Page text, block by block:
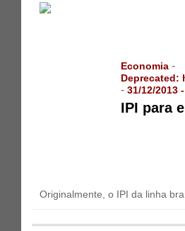
Economia -
Deprecated:
-31/12/2013
IPI para
Originalmente, o IPI da linha